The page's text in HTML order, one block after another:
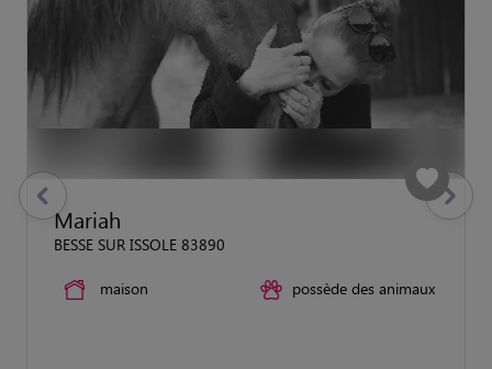
Mariah
BESSE SUR ISSOLE 83890
maison possède des animaux
previous Suivant